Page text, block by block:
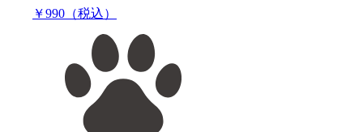
￥990（税込）